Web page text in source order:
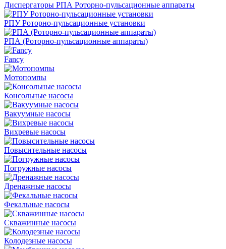
Диспергаторы РПА Роторно-пульсационные аппараты
РПУ Роторно-пульсационные установки
РПА (Роторно-пульсационные аппараты)
Fancy
Мотопомпы
Консольные насосы
Вакуумные насосы
Вихревые насосы
Повысительные насосы
Погружные насосы
Дренажные насосы
Фекальные насосы
Скважинные насосы
Колодезные насосы